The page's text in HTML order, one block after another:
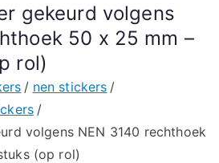
gekeurd volgens
50 x 25 mm –
rol)
nen stickers
volgens NEN 3140 rechthoek
(op rol)